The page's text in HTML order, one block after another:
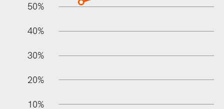
10%
50%
40%
30%
20%
10%